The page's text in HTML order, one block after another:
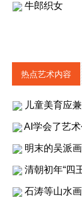
牛郎织女
热点艺术内容
儿童美育应
AI学会了艺
明末的吴派
清朝初年“四
石涛等山水